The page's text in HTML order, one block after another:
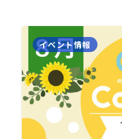
イベント情報